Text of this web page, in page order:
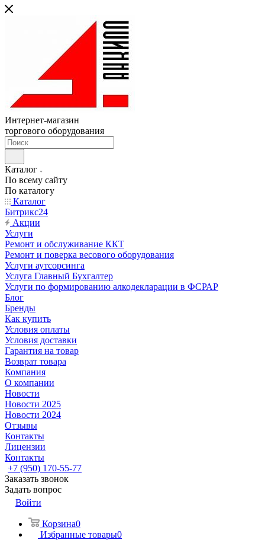
Интернет-магазин
торгового оборудования
Каталог
По всему сайту
По каталогу
Каталог
Битрикс24
Акции
Услуги
Ремонт и обслуживание ККТ
Ремонт и поверка весового оборудования
Услуги аутсорсинга
Услуга Главный Бухгалтер
Услуги по формированию алкодекларации в ФСРАР
Блог
Бренды
Как купить
Условия оплаты
Условия доставки
Гарантия на товар
Возврат товара
Компания
О компании
Новости
Новости 2025
Новости 2024
Отзывы
Контакты
Лицензии
Контакты
+7 (950) 170-55-77
Заказать звонок
Задать вопрос
Войти
Корзина0
Избранные товары0